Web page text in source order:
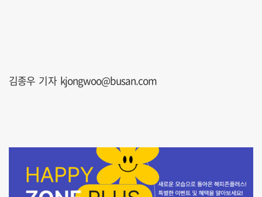
김종우 기자 kjongwoo@busan.com